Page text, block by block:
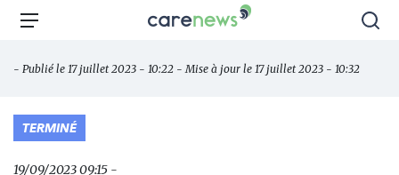
Aller
principal
Carenews,
des
Menu
- Publié le 17 juillet 2023 - 10:22 - Mise à jour le 17 juillet 2023 - 10:32
TERMINÉ
19/09/2023 09:15 -